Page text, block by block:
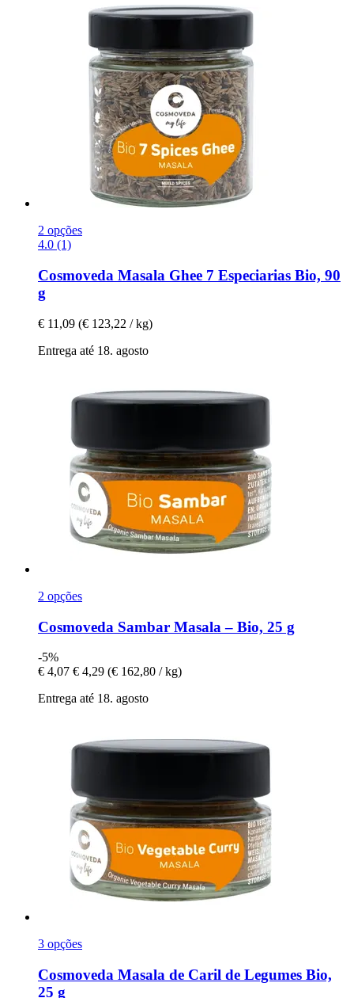
2 opções
4.0 (1)
Cosmoveda Masala Ghee 7 Especiarias Bio, 90
g
€ 11,09 (€ 123,22 / kg)
Entrega até 18. agosto
2 opções
Cosmoveda Sambar Masala – Bio, 25 g
-5%
€ 4,07 € 4,29 (€ 162,80 / kg)
Entrega até 18. agosto
3 opções
Cosmoveda Masala de Caril de Legumes Bio,
25 g